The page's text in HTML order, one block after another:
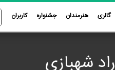
گالری هنرمندان جشنواره کاربران
راد شهبازی